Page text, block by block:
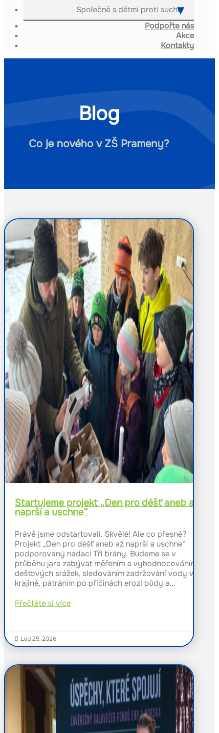
Společně s dětmi proti suchu
Podpořte nás
Akce
Kontakty
Blog
Co je nového v ZŠ Prameny?
Startujeme projekt „Den pro déšť aneb až
naprší a uschne“
Právě jsme odstartovali. Skvělé! Ale co přesně?
Projekt „Den pro déšť aneb až naprší a uschne“
podporovaný nadací Tři brány. Budeme se v
průběhu jara zabývat měřením a vyhodnocováním
dešťových srážek, sledováním zadržování vody v
krajině, pátráním po příčinách erozí půdy a...
Přečtěte si více
 Led 25, 2026